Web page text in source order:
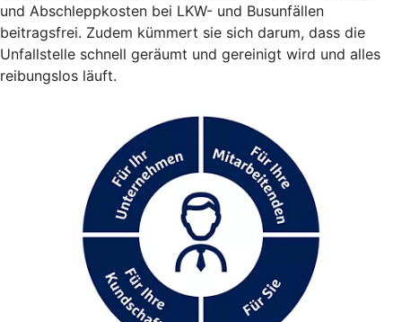
und Abschleppkosten bei LKW- und Busunfällen
beitragsfrei. Zudem kümmert sie sich darum, dass die
Unfallstelle schnell geräumt und gereinigt wird und alles
reibungslos läuft.